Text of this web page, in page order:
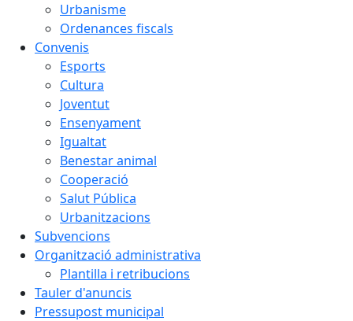
Urbanisme
Ordenances fiscals
Convenis
Esports
Cultura
Joventut
Ensenyament
Igualtat
Benestar animal
Cooperació
Salut Pública
Urbanitzacions
Subvencions
Organització administrativa
Plantilla i retribucions
Tauler d'anuncis
Pressupost municipal